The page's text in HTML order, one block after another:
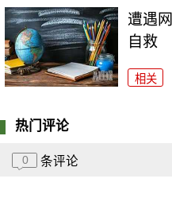
遭遇
自救
相关
热门评论
0 条评论